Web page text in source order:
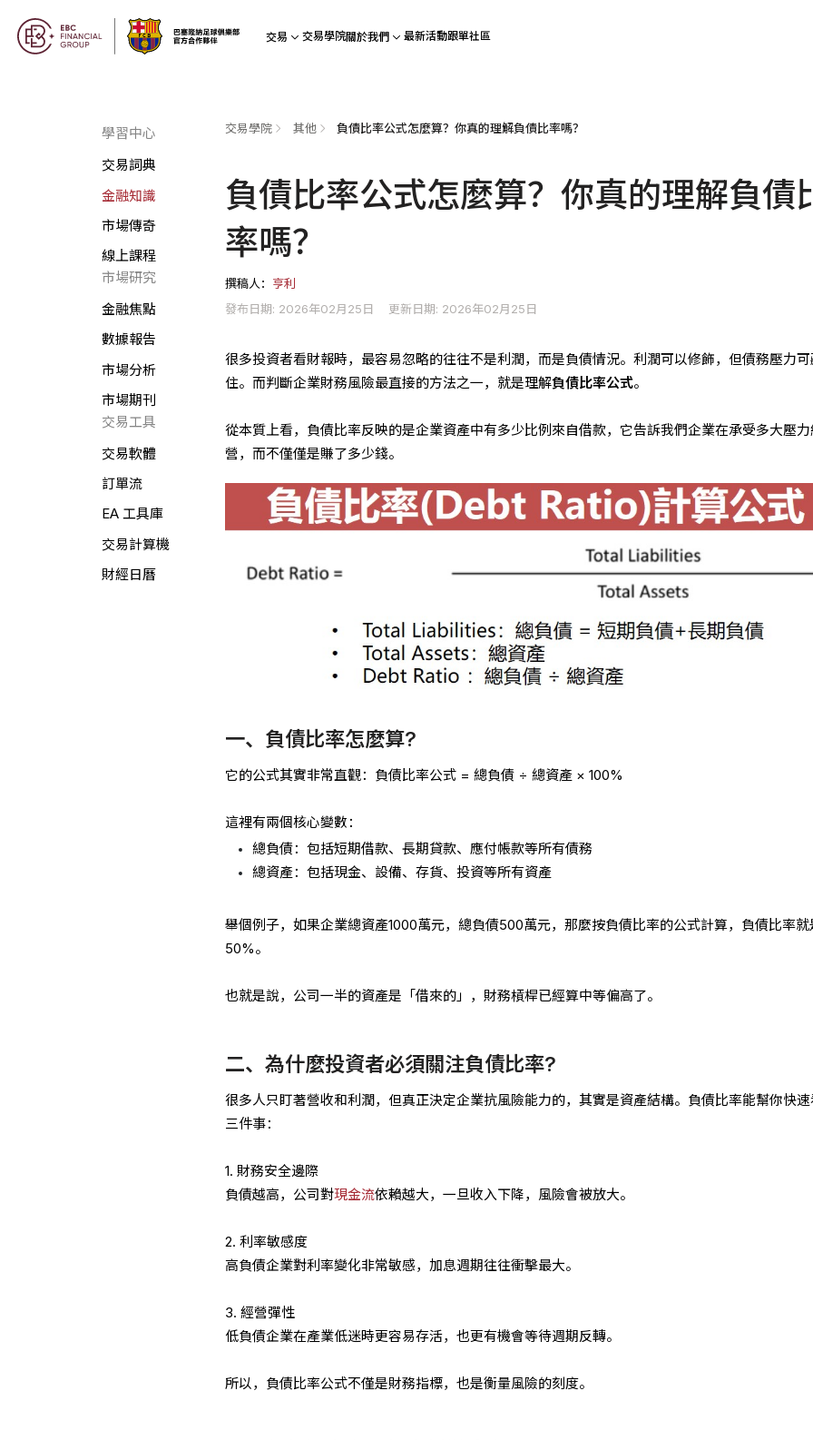
交易 交易學院關於我們 最新活動跟單社區
學習中心
交易詞典
金融知識
市場傳奇
線上課程
市場研究
金融焦點
數據報告
市場分析
市場期刊
交易工具
交易軟體
訂單流
EA 工具庫
交易計算機
財經日曆
交易學院 其他 負債比率公式怎麼算？你真的理解負債比率嗎？
負債比率公式怎麼算？你真的理解負債
率嗎？
撰稿人： 亨利
發布日期: 2026年02月25日
更新日期: 2026年02月25日
很多投資者看財報時，最容易忽略的往往不是利潤，而是負債情況。利潤可以修飾，但債務壓力
住。而判斷企業財務風險最直接的方法之一，就是理解負債比率公式。
從本質上看，負債比率反映的是企業資產中有多少比例來自借款，它告訴我們企業在承受多大壓
營，而不僅僅是賺了多少錢。
一、負債比率怎麼算?
它的公式其實非常直觀：負債比率公式 = 總負債 ÷ 總資產 × 100%
這裡有兩個核心變數：
總負債：包括短期借款、長期貸款、應付帳款等所有債務
總資產：包括現金、設備、存貨、投資等所有資產
舉個例子，如果企業總資產1000萬元，總負債500萬元，那麼按負債比率的公式計算，負債比率就
50%。
也就是說，公司一半的資產是「借來的」，財務槓桿已經算中等偏高了。
二、為什麼投資者必須關注負債比率?
很多人只盯著營收和利潤，但真正決定企業抗風險能力的，其實是資產結構。負債比率能幫你快
三件事：
1. 財務安全邊際
負債越高，公司對現金流依賴越大，一旦收入下降，風險會被放大。
2. 利率敏感度
高負債企業對利率變化非常敏感，加息週期往往衝擊最大。
3. 經營彈性
低負債企業在產業低迷時更容易存活，也更有機會等待週期反轉。
所以，負債比率公式不僅是財務指標，也是衡量風險的刻度。